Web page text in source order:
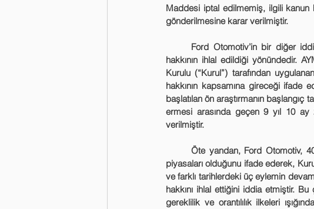
Maddesi iptal edilmemiş, ilgili kanun
gönderilmesine karar verilmiştir.
hakkının ihlal edildiği yönündedir.
Kurulu (“Kurul”) tarafından
hakkının kapsamına gireceği ifade
başlatılan ön araştırmanın
ermesi arasında geçen 9 yıl 10 ay
verilmiştir.
piyasaları olduğunu ifade ederek,
ve farklı tarihlerdeki üç eylemin
hakkını ihlal ettiğini iddia etmiştir.
gereklilik ve orantılılık ilkeleri